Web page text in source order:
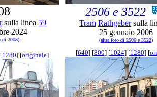
sulla linea 59
2024
di 2008)
2506 e 3522
Tram Rathgebersulla
25 gennaio 2006
(altra foto di 2506 e 3522)
1280] [originale] [640] [800] [1024] [1280] [